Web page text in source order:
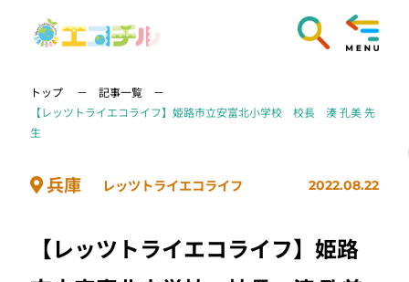
トップ
記事一覧
【レッツトライエコライフ】姫路市立安富北小学校 校長 湊 孔美 先
生
兵庫 レッツトライエコライフ 2022.08.22
【レッツトライエコライフ】姫路